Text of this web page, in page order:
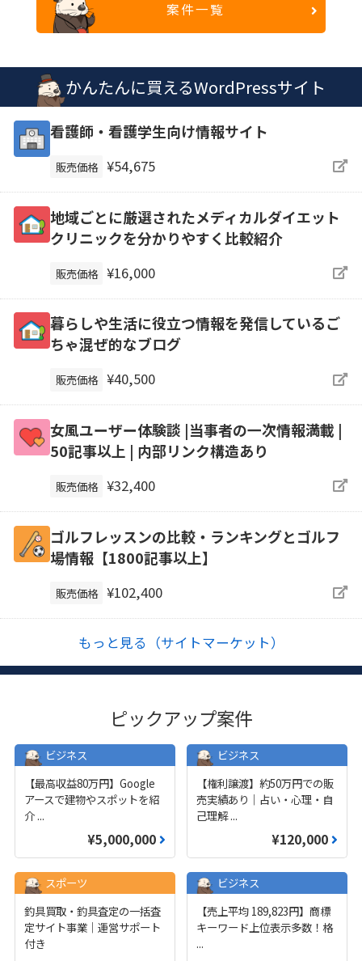
案件一覧
かんたんに買えるWordPressサイト
看護師・看護学生向け情報サイト
販売価格 ¥54,675
地域ごとに厳選されたメディカルダイエット
クリニックを分かりやすく比較紹介
販売価格 ¥16,000
暮らしや生活に役立つ情報を発信しているご
ちゃ混ぜ的なブログ
販売価格 ¥40,500
女風ユーザー体験談 |当事者の一次情報満載 |
50記事以上 | 内部リンク構造あり
販売価格 ¥32,400
ゴルフレッスンの比較・ランキングとゴルフ
場情報【1800記事以上】
販売価格 ¥102,400
もっと見る（サイトマーケット）
ピックアップ案件
ビジネス
【最高収益80万円】Google
アースで建物やスポットを紹
介 ...
¥5,000,000
ビジネス
【権利譲渡】約50万円での販
売実績あり｜占い・心理・自
己理解...
¥120,000
スポーツ
釣具買取・釣具査定の一括査
定サイト事業｜運営サポート
付き
ビジネス
【売上平均 189,823円】商標
キーワード上位表示多数！格
...